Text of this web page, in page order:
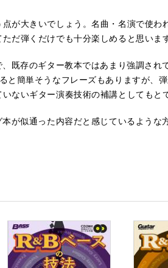
が大きいでしょう。名曲・名演で使
だ弾くだけでも十分楽しめると思います
既存のギター教本ではあまり強調さ
と簡単そうなフレーズもありますが、
ないギター演奏技術の補講としてもと
が似通った内容だと感じているような